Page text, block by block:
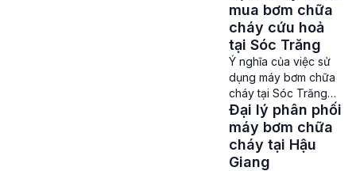
[…]
đảm bảo an toàn
phòng cháy chữa
cháy tại Bạc Liêu,
việc trang bị hệ thống
bơm chữa cháy
chuyên nghiệp là hết
sức cần thiết. Máy
bơm chữa cháy là
thiết bị quan trọng để
cung […]
mua bơm chữa
cháy cứu hoả
tại Sóc Trăng
Ý nghĩa của việc sử
dụng máy bơm chữa
cháy tại Sóc Trăng
Máy bơm chữa cháy
tại Sóc Trăng – Máy
bơm chữa cháy là một
phần không thể thiếu
Đại lý phân phối
máy bơm chữa
cháy tại Hậu
Giang